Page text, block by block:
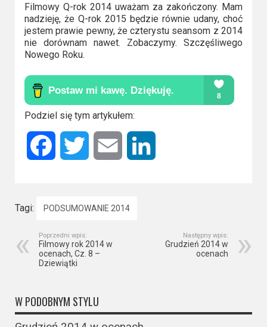
Filmowy Q-rok 2014 uważam za zakończony. Mam
nadzieję, że Q-rok 2015 będzie równie udany, choć
jestem prawie pewny, że czterystu seansom z 2014
nie dorównam nawet. Zobaczymy. Szczęśliwego
Nowego Roku.
Podziel się tym artykułem:
Facebook Twitter Email
Tagi: PODSUMOWANIE 2014
Poprzedni wpis:
Filmowy rok 2014 w
ocenach, Cz. 8 –
Dziewiątki
Następny wpis:
Grudzień 2014 w
ocenach
W PODOBNYM STYLU